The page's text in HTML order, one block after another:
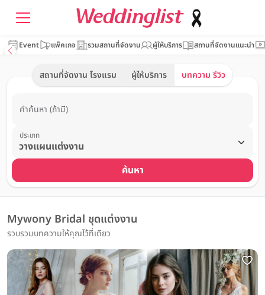
Event แพ็คเกจ รวมสถานที่จัดงาน ผู้ให้บริการ สถานที่จัดงานแนะนำ
สถานที่จัดงาน โรงแรม ผู้ให้บริการ บทความ รีวิว
คำค้นหา (ถ้ามี)
ประเภท
ค้นหา
Mywony Bridal ชุดแต่งงาน
รวบรวมบทความให้คุณไว้ที่เดียว